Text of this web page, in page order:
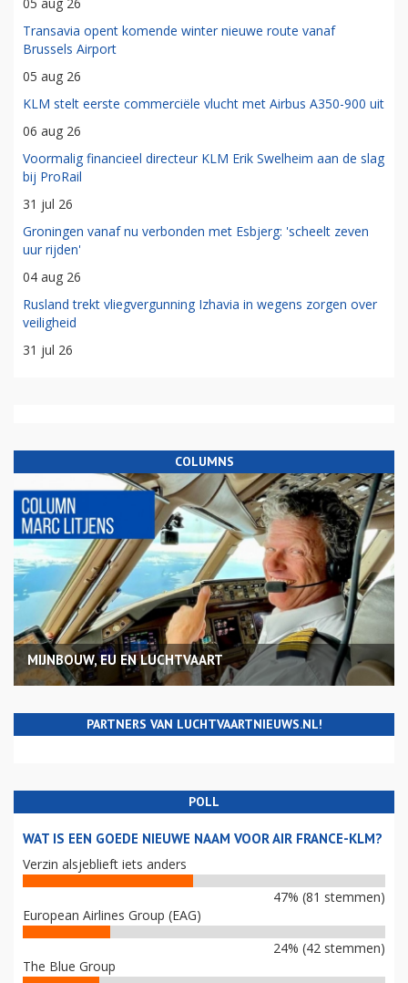
05 aug 26
Transavia opent komende winter nieuwe route vanaf
Brussels Airport
05 aug 26
KLM stelt eerste commerciële vlucht met Airbus A350-900 uit
06 aug 26
Voormalig financieel directeur KLM Erik Swelheim aan de slag
bij ProRail
31 jul 26
Groningen vanaf nu verbonden met Esbjerg: 'scheelt zeven
uur rijden'
04 aug 26
Rusland trekt vliegvergunning Izhavia in wegens zorgen over
veiligheid
31 jul 26
COLUMNS
MIJNBOUW, EU EN LUCHTVAART
PARTNERS VAN LUCHTVAARTNIEUWS.NL!
POLL
WAT IS EEN GOEDE NIEUWE NAAM VOOR AIR FRANCE-KLM?
Verzin alsjeblieft iets anders
47% (81 stemmen)
European Airlines Group (EAG)
24% (42 stemmen)
The Blue Group